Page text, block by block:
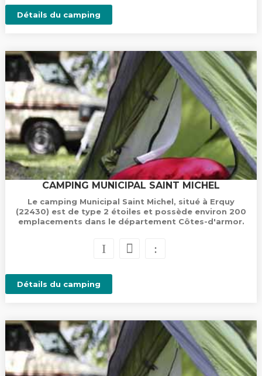
Détails du camping
CAMPING MUNICIPAL SAINT MICHEL
Le camping Municipal Saint Michel, situé à Erquy
(22430) est de type 2 étoiles et possède environ 200
emplacements dans le département Côtes-d'armor.
Détails du camping